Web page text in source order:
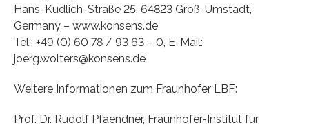
Hans-Kudlich-Straße 25, 64823 Groß-Umstadt,
Germany – www.konsens.de
Tel.: +49 (0) 60 78 / 93 63 – 0, E-Mail:
joerg.wolters@konsens.de
Weitere Informationen zum Fraunhofer LBF:
Prof. Dr. Rudolf Pfaendner, Fraunhofer-Institut für